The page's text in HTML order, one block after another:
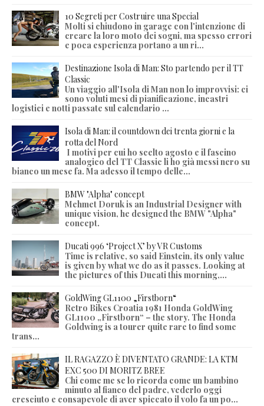
10 Segreti per Costruire una Special
Molti si chiudono in garage con l'intenzione di
creare la loro moto dei sogni, ma spesso errori
e poca esperienza portano a un ri...
Destinazione Isola di Man: Sto partendo per il TT
Classic
Un viaggio all'Isola di Man non lo improvvisi: ci
sono voluti mesi di pianificazione, incastri
logistici e notti passate sul calendario ...
Isola di Man: il countdown dei trenta giorni e la
rotta del Nord
I motivi per cui ho scelto agosto e il fascino
analogico del TT Classic li ho già messi nero su
bianco un mese fa. Ma adesso il tempo delle...
BMW "Alpha" concept
Mehmet Doruk is an Industrial Designer with
unique vision, he designed the BMW "Alpha"
concept.
Ducati 996 ‘Project X’ by VR Customs
Time is relative, so said Einstein, its only value
is given by what we do as it passes. Looking at
the pictures of this Ducati this morning,...
GoldWing GL1100 „Firstborn“
Retro Bikes Croatia 1981 Honda GoldWing
GL1100 „Firstborn“ – the story. The Honda
Goldwing is a tourer quite rare to find some
trans...
IL RAGAZZO È DIVENTATO GRANDE: LA KTM
EXC 500 DI MORITZ BREE
Chi come me se lo ricorda come un bambino
minuto al fianco del padre, vederlo oggi
cresciuto e consapevole di aver spiccato il volo fa un po...